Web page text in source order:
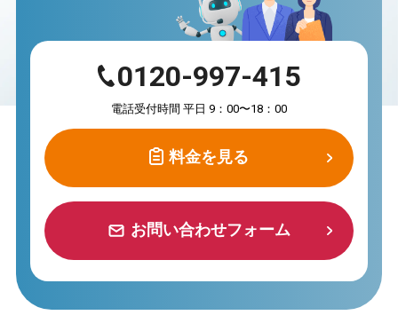
0120-997-415
電話受付時間 平日 9：00〜18：00
料金を見る
料金を見る
お問い合わせフォーム
お問い合わせフォーム